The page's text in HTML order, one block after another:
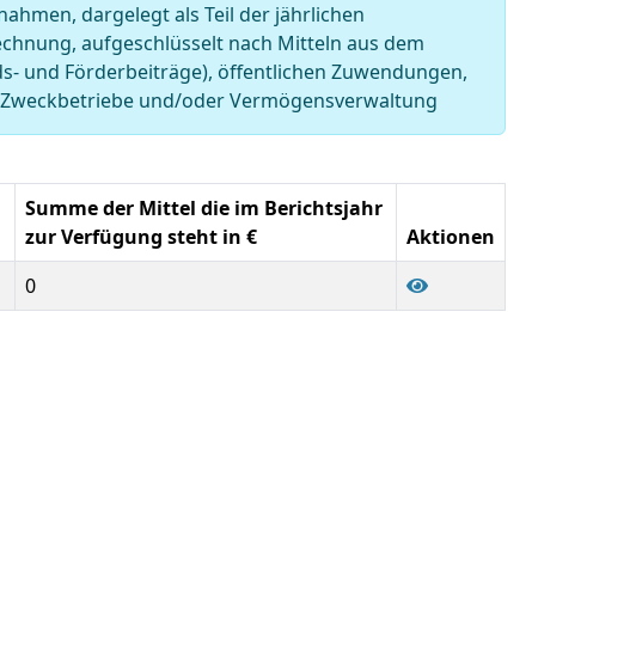
dargelegt als Teil der jährlichen
aufgeschlüsselt nach Mitteln aus dem
und Förderbeiträge), öffentlichen Zuwendungen,
und/oder Vermögensverwaltung
Summe der Mittel die im Berichtsjahr
zur Verfügung steht in €
Aktionen
0